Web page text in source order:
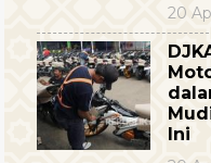
20
Ini